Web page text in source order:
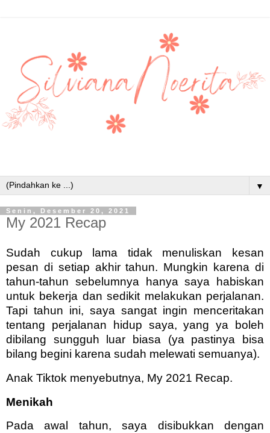
▼
Senin, Desember 20, 2021
My 2021 Recap
Sudah cukup lama tidak menuliskan kesan
pesan di setiap akhir tahun. Mungkin karena di
tahun-tahun sebelumnya hanya saya habiskan
untuk bekerja dan sedikit melakukan perjalanan.
Tapi tahun ini, saya sangat ingin menceritakan
tentang perjalanan hidup saya, yang ya boleh
dibilang sungguh luar biasa (ya pastinya bisa
bilang begini karena sudah melewati semuanya).
Anak Tiktok menyebutnya, My 2021 Recap.
Menikah
Pada awal tahun, saya disibukkan dengan